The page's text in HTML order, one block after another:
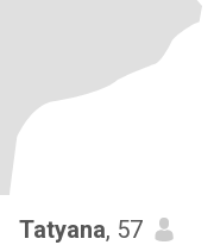
Tatyana, 57